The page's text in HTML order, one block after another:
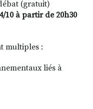
(gratuit)
10 à partir de 20h30
multiples :
liés à